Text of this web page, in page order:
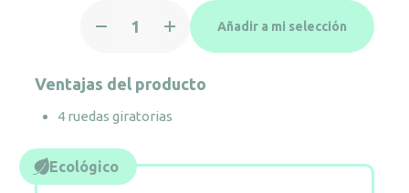
60L
acero
inoxidable
cepillado
3
cubetas
Añadir a mi selección
Ventajas del producto
4 ruedas giratorias
Ecológico